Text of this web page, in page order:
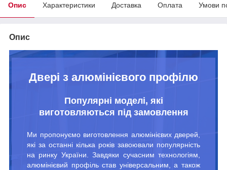
Опис Характеристики Доставка Оплата Умови
Опис
Двері з алюмінієвого профілю
Популярні моделі, які
виготовляються під замовлення
Ми пропонуємо виготовлення алюмінієвих дверей,
які за останні кілька років завоювали популярність
на ринку України. Завдяки сучасним технологіям,
алюмінієвий профіль став універсальним, а також